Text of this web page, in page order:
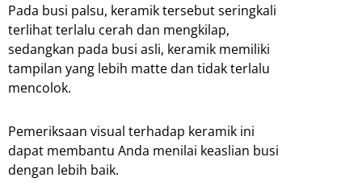
Pada busi palsu, keramik tersebut seringkali
terlihat terlalu cerah dan mengkilap,
sedangkan pada busi asli, keramik memiliki
tampilan yang lebih matte dan tidak terlalu
mencolok.
Pemeriksaan visual terhadap keramik ini
dapat membantu Anda menilai keaslian busi
dengan lebih baik.